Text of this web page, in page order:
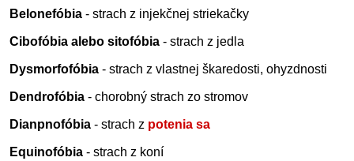
Belonefóbia - strach z injekčnej striekačky
Cibofóbia alebo sitofóbia - strach z jedla
Dysmorfofóbia - strach z vlastnej škaredosti, ohyzdnosti
Dendrofóbia - chorobný strach zo stromov
Dianpnofóbia - strach z potenia sa
Equinofóbia - strach z koní